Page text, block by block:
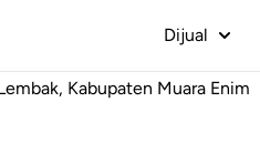
Dijual
Kabupaten Muara Enim